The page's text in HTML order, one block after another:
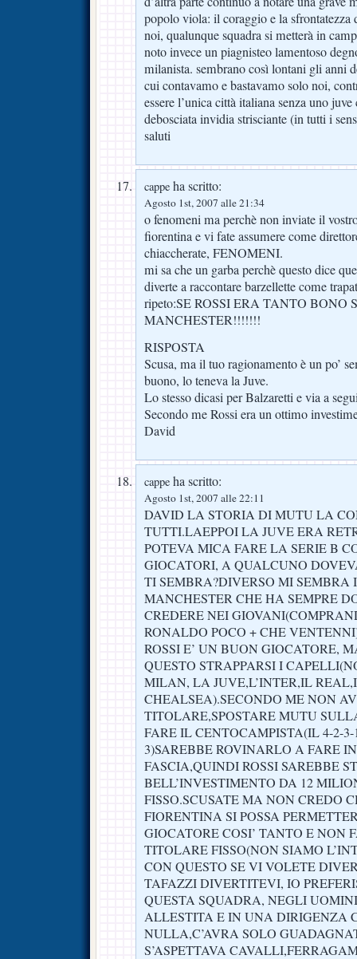
popolo viola: il coraggio e la sfrontatezza
noi, qualunque squadra si metterà in
noto invece un piagnisteo lamentoso
milanista. sembrano così lontani gli anni
cui contavamo e bastavamo solo noi,
essere l’unica città italiana senza uno
debosciata invidia strisciante (in tutti i
saluti
cappe ha scritto:
Agosto 1st, 2007 alle 21:34
o fenomeni ma perchè non inviate il
fiorentina e vi fate assumere come
chiaccherate, FENOMENI.
mi sa che un garba perchè questo dice
diverte a raccontare barzellette come
ripeto:SE ROSSI ERA TANTO BONO
MANCHESTER!!!!!!!
RISPOSTA
Scusa, ma il tuo ragionamento è un po’
buono, lo teneva la Juve.
Lo stesso dicasi per Balzaretti e via a
Secondo me Rossi era un ottimo
David
cappe ha scritto:
Agosto 1st, 2007 alle 22:11
DAVID LA STORIA DI MUTU LA
TUTTI.LAEPPOI LA JUVE ERA
POTEVA MICA FARE LA SERIE B
GIOCATORI, A QUALCUNO
TI SEMBRA?DIVERSO MI SEMBRA
MANCHESTER CHE HA SEMPRE
CREDERE NEI
RONALDO POCO + CHE
ROSSI E’ UN BUON GIOCATORE,
QUESTO STRAPPARSI I
MILAN, LA JUVE,L’INTER,IL
CHEALSEA).SECONDO ME NON
TITOLARE,SPOSTARE MUTU
FARE IL CENTOCAMPISTA(IL 4-2-
3)SAREBBE ROVINARLO A FARE
FASCIA,QUINDI ROSSI SAREBBE
BELL’INVESTIMENTO DA 12
FISSO.SCUSATE MA NON CREDO
FIORENTINA SI POSSA
GIOCATORE COSI’ TANTO E NON
TITOLARE FISSO(NON SIAMO
CON QUESTO SE VI VOLETE
TAFAZZI DIVERTITEVI, IO
QUESTA SQUADRA, NEGLI
ALLESTITA E IN UNA DIRIGENZA
NULLA,C’AVRA SOLO
S’ASPETTAVA